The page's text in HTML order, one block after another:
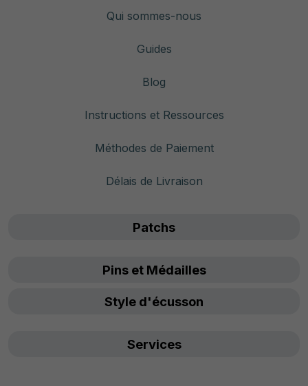
Qui sommes-nous
Guides
Blog
Instructions et Ressources
Méthodes de Paiement
Délais de Livraison
Patchs
Pins et Médailles
Style d'écusson
Services